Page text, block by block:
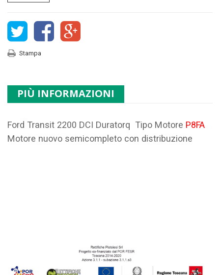
Stampa
PIÙ INFORMAZIONI
Ford Transit 2200 DCI Duratorq Tipo Motore P8FA
Motore nuovo semicompleto con distribuzione